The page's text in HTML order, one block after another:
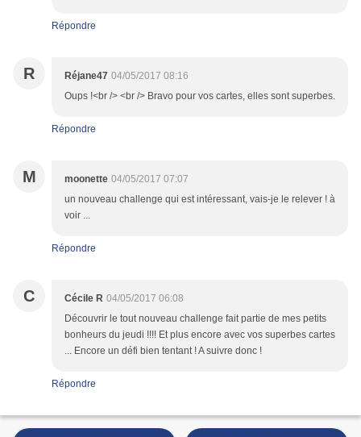
Répondre
R Réjane47 04/05/2017 08:16
Oups !<br /> <br /> Bravo pour vos cartes, elles sont superbes.
Répondre
M moonette 04/05/2017 07:07
un nouveau challenge qui est intéressant, vais-je le relever ! à
voir ...
Répondre
C Cécile R 04/05/2017 06:08
Découvrir le tout nouveau challenge fait partie de mes petits
bonheurs du jeudi !!!! Et plus encore avec vos superbes cartes
... Encore un défi bien tentant ! A suivre donc !
Répondre